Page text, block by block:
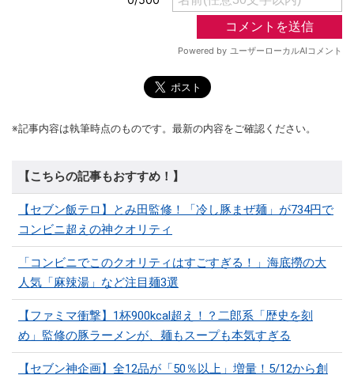
※記事内容は執筆時点のものです。最新の内容をご確認ください。
【こちらの記事もおすすめ！】
【セブン飯テロ】とみ田監修！「冷し豚まぜ麺」が734円で
コンビニ超えの神クオリティ
「コンビニでこのクオリティはすごすぎる！」海底撈の大
人気「麻辣湯」など注目麺3選
【ファミマ衝撃】1杯900kcal超え！？二郎系「歴史を刻
め」監修の豚ラーメンが、麺もスープも本気すぎる
【セブン神企画】全12品が「50％以上」増量！5/12から創